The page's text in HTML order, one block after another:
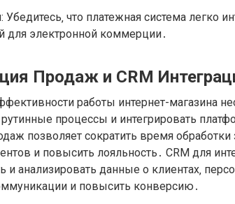
Убедитесь‚ что платежная система легко
для электронной коммерции․
Продаж и CRM
работы интернет-магазина
процессы и интегрировать
позволяет сократить время обработки
и повысить лояльность․ CRM для
и анализировать данные о клиентах‚
и повысить конверсию․